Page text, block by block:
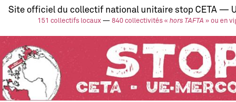
Site officiel du collectif national unitaire stop CETA —
151 collectifs locaux— 840 collectivités « hors TAFTA » ou en